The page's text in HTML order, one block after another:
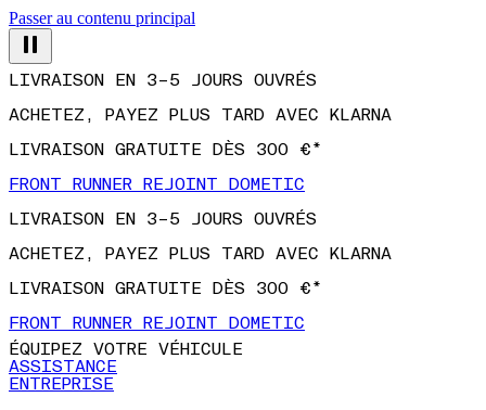
Passer au contenu principal
LIVRAISON EN 3–5 JOURS OUVRÉS
ACHETEZ, PAYEZ PLUS TARD AVEC KLARNA
LIVRAISON GRATUITE DÈS 300 €*
FRONT RUNNER REJOINT DOMETIC
LIVRAISON EN 3–5 JOURS OUVRÉS
ACHETEZ, PAYEZ PLUS TARD AVEC KLARNA
LIVRAISON GRATUITE DÈS 300 €*
FRONT RUNNER REJOINT DOMETIC
ÉQUIPEZ VOTRE VÉHICULE
ASSISTANCE
ENTREPRISE